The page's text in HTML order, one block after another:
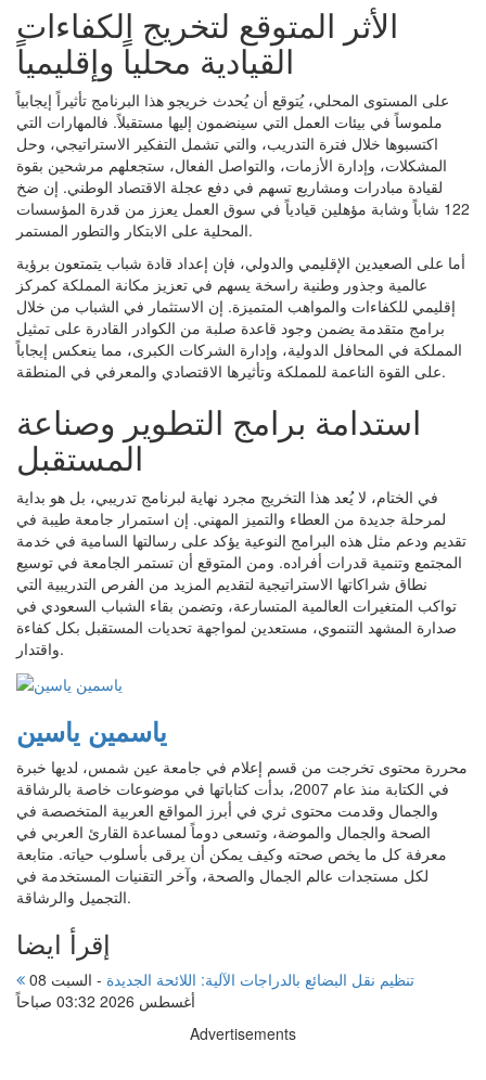
الأثر المتوقع لتخريج الكفاءات
القيادية محلياً وإقليمياً
على المستوى المحلي، يُتوقع أن يُحدث خريجو هذا البرنامج تأثيراً إيجابياً
ملموساً في بيئات العمل التي سينضمون إليها مستقبلاً. فالمهارات التي
اكتسبوها خلال فترة التدريب، والتي تشمل التفكير الاستراتيجي، وحل
المشكلات، وإدارة الأزمات، والتواصل الفعال، ستجعلهم مرشحين بقوة
لقيادة مبادرات ومشاريع تسهم في دفع عجلة الاقتصاد الوطني. إن ضخ
122 شاباً وشابة مؤهلين قيادياً في سوق العمل يعزز من قدرة المؤسسات
المحلية على الابتكار والتطور المستمر.
أما على الصعيدين الإقليمي والدولي، فإن إعداد قادة شباب يتمتعون برؤية
عالمية وجذور وطنية راسخة يسهم في تعزيز مكانة المملكة كمركز
إقليمي للكفاءات والمواهب المتميزة. إن الاستثمار في الشباب من خلال
برامج متقدمة يضمن وجود قاعدة صلبة من الكوادر القادرة على تمثيل
المملكة في المحافل الدولية، وإدارة الشركات الكبرى، مما ينعكس إيجاباً
على القوة الناعمة للمملكة وتأثيرها الاقتصادي والمعرفي في المنطقة.
استدامة برامج التطوير وصناعة
المستقبل
في الختام، لا يُعد هذا التخريج مجرد نهاية لبرنامج تدريبي، بل هو بداية
لمرحلة جديدة من العطاء والتميز المهني. إن استمرار جامعة طيبة في
تقديم ودعم مثل هذه البرامج النوعية يؤكد على رسالتها السامية في خدمة
المجتمع وتنمية قدرات أفراده. ومن المتوقع أن تستمر الجامعة في توسيع
نطاق شراكاتها الاستراتيجية لتقديم المزيد من الفرص التدريبية التي
تواكب المتغيرات العالمية المتسارعة، وتضمن بقاء الشباب السعودي في
صدارة المشهد التنموي، مستعدين لمواجهة تحديات المستقبل بكل كفاءة
واقتدار.
ياسمين ياسين
محررة محتوى تخرجت من قسم إعلام في جامعة عين شمس، لديها خبرة
في الكتابة منذ عام 2007، بدأت كتاباتها في موضوعات خاصة بالرشاقة
والجمال وقدمت محتوى ثري في أبرز المواقع العربية المتخصصة في
الصحة والجمال والموضة، وتسعى دوماً لمساعدة القارئ العربي في
معرفة كل ما يخص صحته وكيف يمكن أن يرقى بأسلوب حياته. متابعة
لكل مستجدات عالم الجمال والصحة، وآخر التقنيات المستخدمة في
التجميل والرشاقة.
إقرأ ايضا
تنظيم نقل البضائع بالدراجات الآلية: اللائحة الجديدة -
السبت 08
أغسطس 2026 03:32 صباحاً
Advertisements